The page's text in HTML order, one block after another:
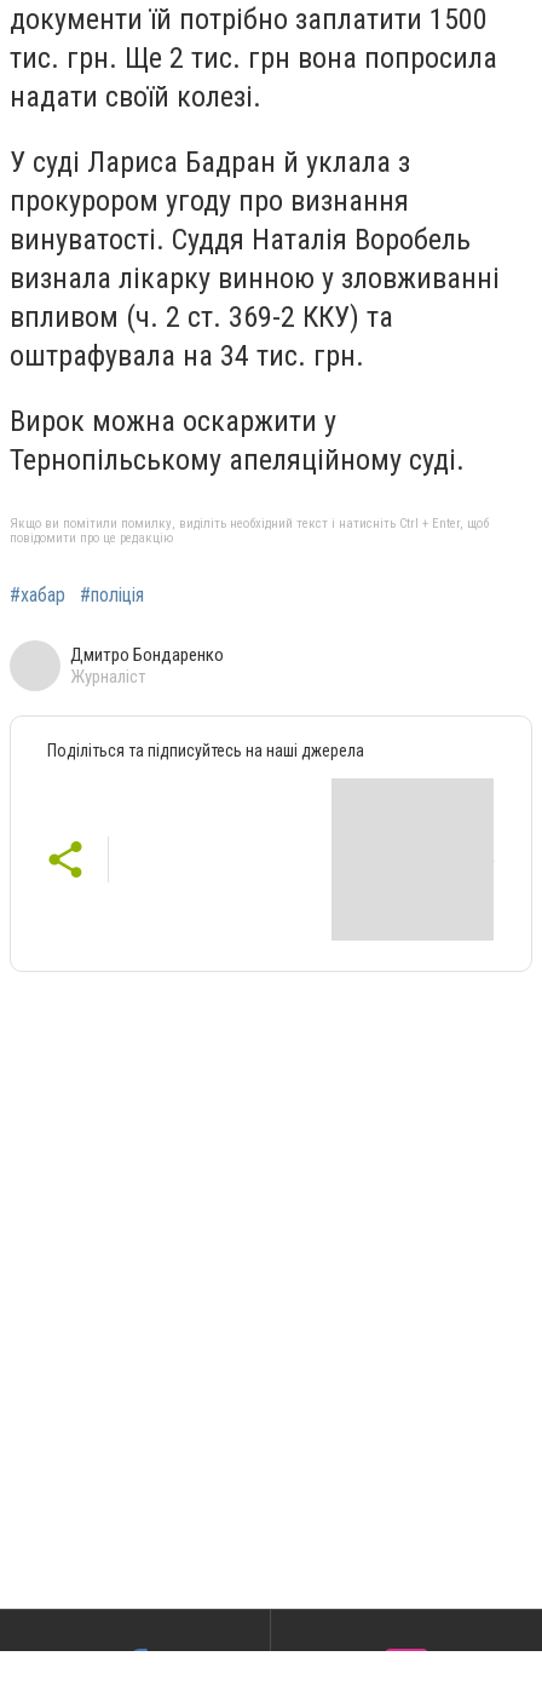
документи їй потрібно заплатити 1500
тис. грн. Ще 2 тис. грн вона попросила
надати своїй колезі.
У суді Лариса Бадран й уклала з
прокурором угоду про визнання
винуватості. Суддя Наталія Воробель
визнала лікарку винною у зловживанні
впливом (ч. 2 ст. 369-2 ККУ) та
оштрафувала на 34 тис. грн.
Вирок можна оскаржити у
Тернопільському апеляційному суді.
Якщо ви помітили помилку, виділіть необхідний текст і натисніть Ctrl + Enter, щоб
повідомити про це редакцію
#хабар #поліція
Дмитро Бондаренко
Журналіст
Поділіться та підписуйтесь на наші джерела